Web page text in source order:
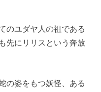
のユダヤ人の祖である
先にリリスという奔放
の姿をもつ妖怪、ある